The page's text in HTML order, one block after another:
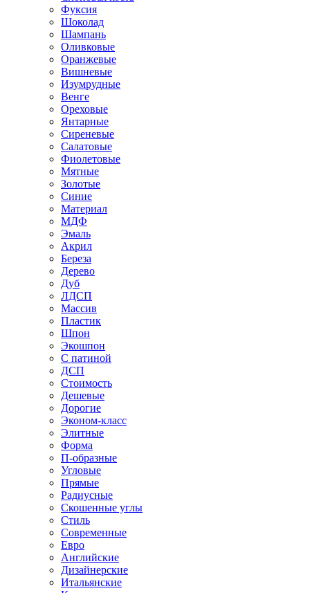
Фуксия
Шоколад
Шампань
Оливковые
Оранжевые
Вишневые
Изумрудные
Венге
Ореховые
Янтарные
Сиреневые
Салатовые
Фиолетовые
Мятные
Золотые
Синие
Материал
МДФ
Эмаль
Акрил
Береза
Дерево
Дуб
ЛДСП
Массив
Пластик
Шпон
Экошпон
С патиной
ДСП
Стоимость
Дешевые
Дорогие
Эконом-класс
Элитные
Форма
П-образные
Угловые
Прямые
Радиусные
Скошенные углы
Стиль
Современные
Евро
Английские
Дизайнерские
Итальянские